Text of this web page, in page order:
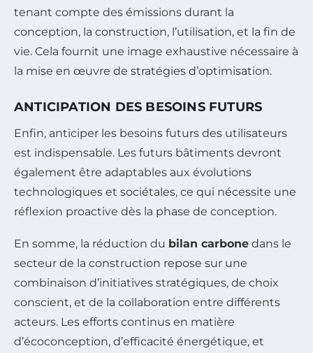
tenant compte des émissions durant la
conception, la construction, l’utilisation, et la fin de
vie. Cela fournit une image exhaustive nécessaire à
la mise en œuvre de stratégies d’optimisation.
ANTICIPATION DES BESOINS FUTURS
Enfin, anticiper les besoins futurs des utilisateurs
est indispensable. Les futurs bâtiments devront
également être adaptables aux évolutions
technologiques et sociétales, ce qui nécessite une
réflexion proactive dès la phase de conception.
En somme, la réduction du bilan carbone dans le
secteur de la construction repose sur une
combinaison d’initiatives stratégiques, de choix
conscient, et de la collaboration entre différents
acteurs. Les efforts continus en matière
d’écoconception, d’efficacité énergétique, et